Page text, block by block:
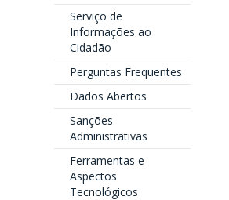
Serviço de
Informações ao
Cidadão
Perguntas Frequentes
Dados Abertos
Sanções
Administrativas
Ferramentas e
Aspectos
Tecnológicos